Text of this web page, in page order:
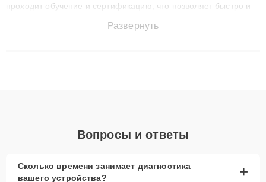
проходит обучение и сертификацию, что позволяет быстро и
сохранением гарантии до 3 лет. Наши мастера решают
Развернуть
Вопросы и ответы
Сколько времени занимает диагностика
вашего устройства?
+